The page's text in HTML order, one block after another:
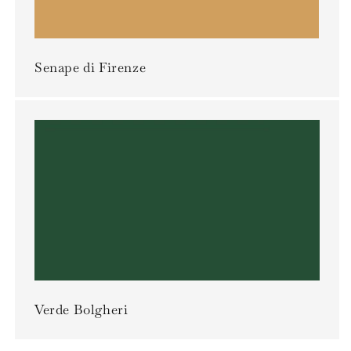
Senape di Firenze
Verde Bolgheri